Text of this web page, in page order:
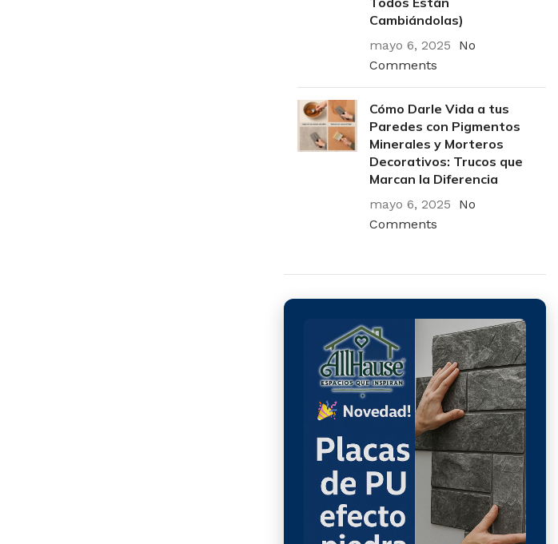
Cambiándolas)
mayo 6, 2025
No
Comments
Cómo Darle Vida a tus
Paredes con Pigmentos
Minerales y Morteros
Decorativos: Trucos que
Marcan la Diferencia
mayo 6, 2025
No
Comments